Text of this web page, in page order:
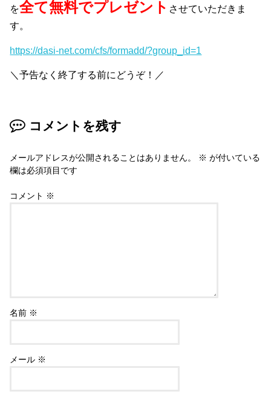
を全て無料でプレゼント させていただきま
す。
https://dasi-net.com/cfs/formadd/?group_id=1
＼予告なく終了する前にどうぞ！／
コメントを残す
メールアドレスが公開されることはありません。 ※ が付いている
欄は必須項目です
コメント ※
名前 ※
メール ※